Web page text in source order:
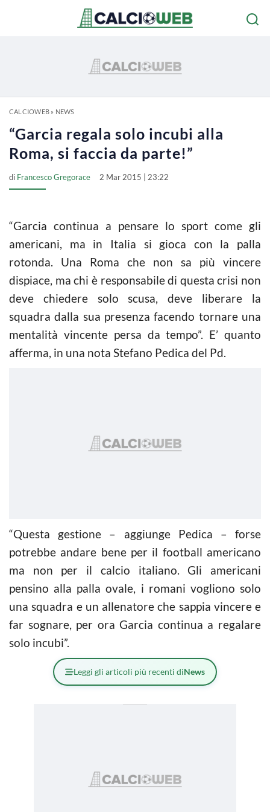
CALCIOWEB» NEWS
“Garcia regala solo incubi alla
Roma, si faccia da parte!”
di Francesco Gregorace 2 Mar 2015 | 23:22
“Garcia continua a pensare lo sport come gli
americani, ma in Italia si gioca con la palla
rotonda. Una Roma che non sa più vincere
dispiace, ma chi è responsabile di questa crisi non
deve chiedere solo scusa, deve liberare la
squadra dalla sua presenza facendo tornare una
mentalità vincente persa da tempo”. E’ quanto
afferma, in una nota Stefano Pedica del Pd.
“Questa gestione – aggiunge Pedica – forse
potrebbe andare bene per il football americano
ma non per il calcio italiano. Gli americani
pensino alla palla ovale, i romani vogliono solo
una squadra e un allenatore che sappia vincere e
far sognare, per ora Garcia continua a regalare
solo incubi”.
Leggi gli articoli più recenti diNews